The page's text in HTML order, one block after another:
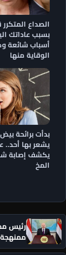
الصداع
أسباب شائعة
الوقاية منها
بدأت برائحة
يشعر بها
يكشف إصابة
المخ
رئيس